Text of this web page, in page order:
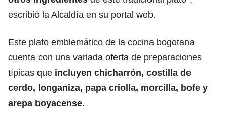
escribió la Alcaldía en su portal web.
Este plato emblemático de la cocina bogotana
cuenta con una variada oferta de preparaciones
típicas que incluyen chicharrón, costilla de
cerdo, longaniza, papa criolla, morcilla, bofe y
arepa boyacense.